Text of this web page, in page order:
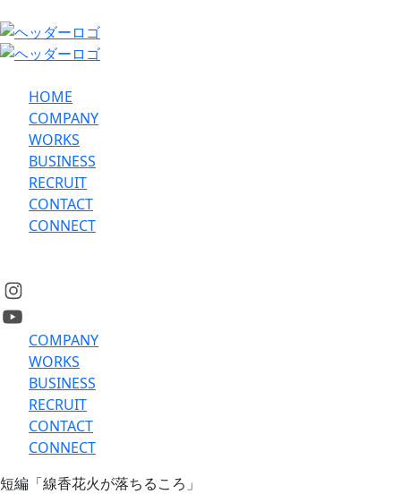
HOME
COMPANY
WORKS
BUSINESS
RECRUIT
CONTACT
CONNECT
COMPANY
WORKS
BUSINESS
RECRUIT
CONTACT
CONNECT
短編「線香花火が落ちるころ」